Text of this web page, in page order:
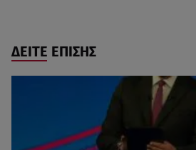
ΔΕΙΤΕ ΕΠΙΣΗΣ